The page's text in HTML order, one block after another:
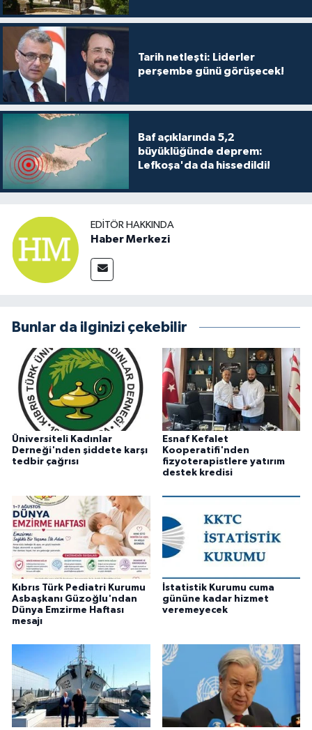
Tarih netleşti: Liderler
perşembe günü görüşecek!
Baf açıklarında 5,2
büyüklüğünde deprem:
Lefkoşa'da da hissedildi!
EDITÖR HAKKINDA
Haber Merkezi
Bunlar da ilginizi çekebilir
Üniversiteli Kadınlar
Derneği'nden şiddete karşı
tedbir çağrısı
Esnaf Kefalet
Kooperatifi'nden
fizyoterapistlere yatırım
destek kredisi
Kıbrıs Türk Pediatri Kurumu
Asbaşkanı Güzoğlu'ndan
Dünya Emzirme Haftası
mesajı
İstatistik Kurumu cuma
gününe kadar hizmet
veremeyecek